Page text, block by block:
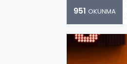
951 OKUNMA